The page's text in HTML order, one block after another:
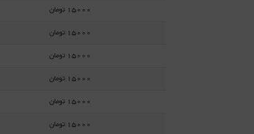
15000 تومان
15000 تومان
15000 تومان
15000 تومان
15000 تومان
15000 تومان